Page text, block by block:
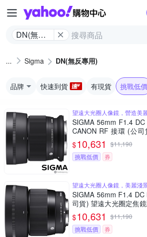
Yahoo購
DN(無反
Sigma DN(無反專用)
品牌 快速到貨 有現貨 挑戰低價
望遠大光圈人像鏡，營造美
SIGMA 56mm F1.4
CANON RF 接環 (公
人像鏡 APS-C 無反微單
$10,631 $11,190
挑戰低價
券
望遠大光圈人像鏡，美麗淺
SIGMA 56mm F1.4
司貨) 望遠大光圈定焦
微單眼專用鏡頭
$10,631 $11,190
挑戰低價
券